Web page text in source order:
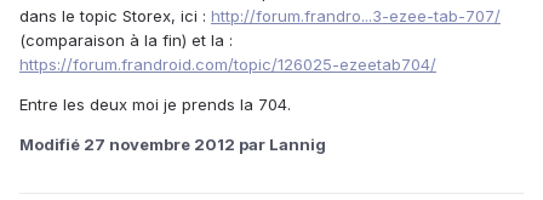
dans le topic Storex, ici : http://forum.frandro...3-ezee-tab-707/
(comparaison à la fin) et la :
https://forum.frandroid.com/topic/126025-ezeetab704/
Entre les deux moi je prends la 704.
Modifié 27 novembre 2012 par Lannig